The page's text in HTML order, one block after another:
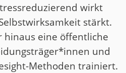
wirkt
stärkt.
hinaus eine öffentliche
und
Methoden trainiert.